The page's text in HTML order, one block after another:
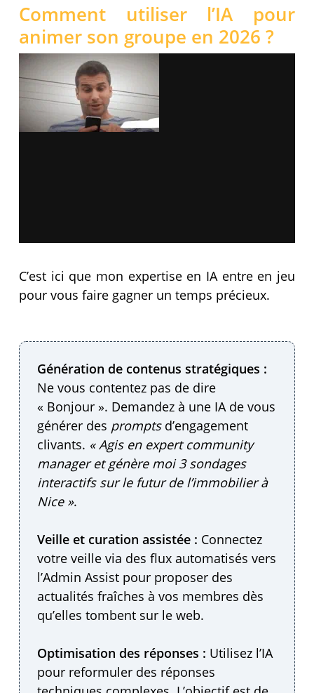
Comment utiliser l’IA pour
animer son groupe en 2026 ?
C’est ici que mon expertise en IA entre en jeu
pour vous faire gagner un temps précieux.
Génération de contenus stratégiques :
Ne vous contentez pas de dire
« Bonjour ». Demandez à une IA de vous
générer des promptsd’engagement
clivants. « Agis en expert community
manager et génère moi 3 sondages
interactifs sur le futur de l’immobilier à
Nice ».
Veille et curation assistée : Connectez
votre veille via des flux automatisés vers
l’Admin Assist pour proposer des
actualités fraîches à vos membres dès
qu’elles tombent sur le web.
Optimisation des réponses : Utilisez l’IA
pour reformuler des réponses